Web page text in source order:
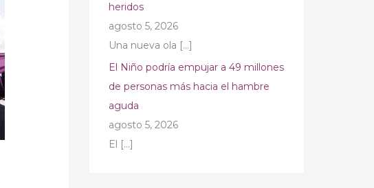
heridos
agosto 5, 2026
Una nueva ola […]
El Niño podría empujar a 49 millones
de personas más hacia el hambre
aguda
agosto 5, 2026
El […]